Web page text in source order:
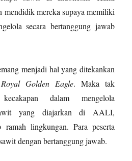
mendidik mereka supaya memiliki
secara bertanggung jawab
menjadi hal yang ditekankan
Royal Golden Eagle. Maka tak
dalam mengelola
yang diajarkan di AALI,
ramah lingkungan. Para peserta
dengan bertanggung jawab.